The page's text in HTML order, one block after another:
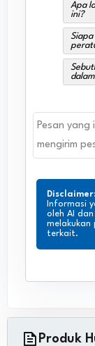
Apa
ini?
Siapa
Disclaimer:
Informasi
oleh AI
melakukan
terkait.
Produk